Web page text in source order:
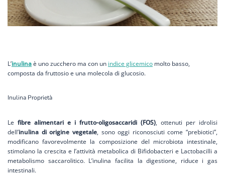
L’inulinaè uno zucchero ma con un indice glicemico molto basso,
composta da fruttosio e una molecola di glucosio.
Inulina Proprietà
Le fibre alimentari e i frutto-oligosaccaridi (FOS), ottenuti per idrolisi
dell’inulina di origine vegetale, sono oggi riconosciuti come “prebiotici”,
modificano favorevolmente la composizione del microbiota intestinale,
stimolano la crescita e l’attività metabolica di Bifidobacteri e Lactobacilli a
metabolismo saccarolitico. L’inulina facilita la digestione, riduce i gas
intestinali.